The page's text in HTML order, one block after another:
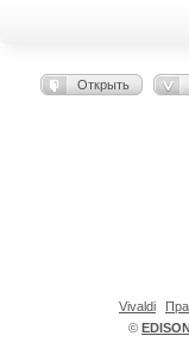
Открыть
©
Vivaldi